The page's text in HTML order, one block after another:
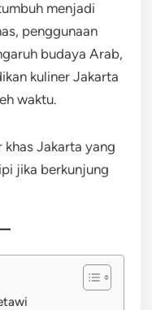
menjadi
penggunaan
budaya Arab,
kuliner Jakarta
waktu.
khas Jakarta yang
jika berkunjung